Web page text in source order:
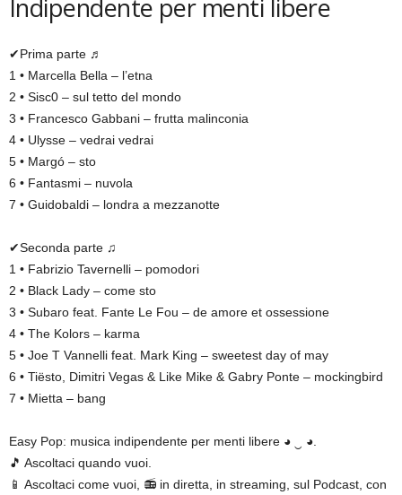
Indipendente per menti libere
✔Prima parte ♬
1 • Marcella Bella – l’etna
2 • Sisc0 – sul tetto del mondo
3 • Francesco Gabbani – frutta malinconia
4 • Ulysse – vedrai vedrai
5 • Margó – sto
6 • Fantasmi – nuvola
7 • Guidobaldi – londra a mezzanotte
✔Seconda parte ♫
1 • Fabrizio Tavernelli – pomodori
2 • Black Lady – come sto
3 • Subaro feat. Fante Le Fou – de amore et ossessione
4 • The Kolors – karma
5 • Joe T Vannelli feat. Mark King – sweetest day of may
6 • Tiësto, Dimitri Vegas & Like Mike & Gabry Ponte – mockingbird
7 • Mietta – bang
Easy Pop: musica indipendente per menti libere ◕ ‿ ◕.
🎵 Ascoltaci quando vuoi.
📱 Ascoltaci come vuoi, 📻 in diretta, in streaming, sul Podcast, con